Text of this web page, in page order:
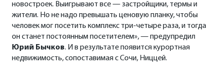
новостроек. Выигрывают все — застройщики, термы и
жители. Но не надо превышать ценовую планку, чтобы
человек мог посетить комплекс три-четыре раза, и тогда
он станет постоянным посетителем», — предупредил
Юрий Бычков. И в результате появится курортная
недвижимость, сопоставимая с Сочи, Ниццей.